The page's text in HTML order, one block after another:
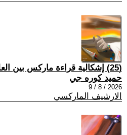
(25) إشكالية قراءة ماركس بين العلم والأيديولوجيا
حميد كوره جي
2026 / 8 / 9
الارشيف الماركسي